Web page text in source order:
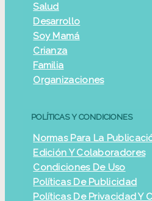
Salud
Desarrollo
Soy Mamá
Crianza
Familia
Organizaciones
POLÍTICAS Y CONDICIONES
Normas Para La
Edición Y Colaboradores
Condiciones De Uso
Políticas De Publicidad
Políticas De Privacidad Y